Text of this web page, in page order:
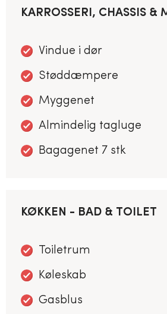
KARROSSERI, CHASSIS &
Vindue i dør
Støddæmpere
Myggenet
Almindelig tagluge
Bagagenet 7 stk
KØKKEN - BAD & TOILET
Toiletrum
Køleskab
Gasblus